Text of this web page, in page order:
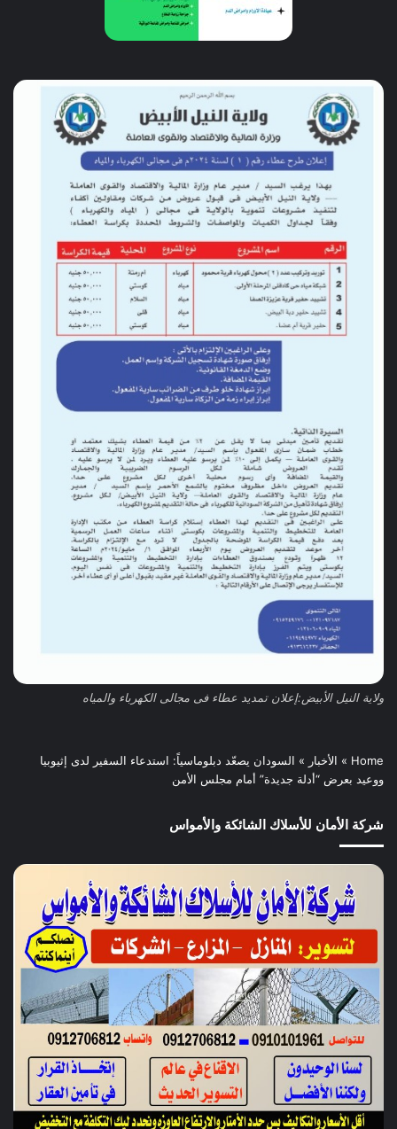
ولاية النيل الأبيض:إعلان تمديد عطاء فى مجالى الكهرباء والمياه
Home
» الأخبار » السودان يصعّد دبلوماسياً: استدعاء السفير لدى إثيوبيا
ووعيد بعرض “أدلة جديدة” أمام مجلس الأمن
شركة الأمان للأسلاك الشائكة والأمواس